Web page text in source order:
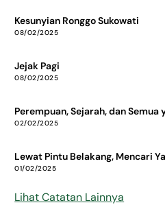
Kesunyian Ronggo Sukowati
08/02/2025
Jejak Pagi
08/02/2025
Perempuan, Sejarah, dan
02/02/2025
Lewat Pintu Belakang, Mencari
01/02/2025
Lihat Catatan Lainnya